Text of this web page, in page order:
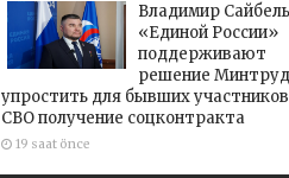
Владимир
«Единой России»
поддерживают
решение
упростить для бывших участников
СВО получение соцконтракта
19 saat önce